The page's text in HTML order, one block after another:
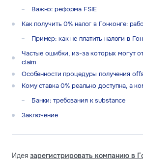
Важно: реформа FSIE
Как получить 0% налог в Гонконге:
Пример: как не платить налоги в
Частые ошибки, из-за которых могут
claim
Особенности процедуры получения
Кому ставка 0% реально доступна, а
Банки: требования к substance
Заключение
Идея зарегистрировать компанию в